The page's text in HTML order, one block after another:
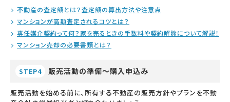
不動産の査定額とは？査定額の算出方法や注意点
マンションが高額査定されるコツとは？
専任媒介契約って何？家を売るときの手数料や契約解除について解説！
マンション売却の必要書類とは？
STEP4 販売活動の準備～購入申込み
販売活動を始める前に、所有する不動産の販売方針やプランを不動